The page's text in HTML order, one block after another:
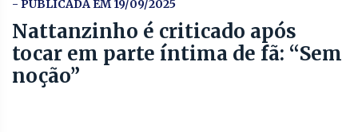
- PUBLICADA EM 19/09/2025
Nattanzinho é criticado após
tocar em parte íntima de fã: “Sem
noção”